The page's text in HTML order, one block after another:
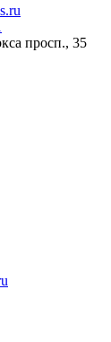
просп., 35